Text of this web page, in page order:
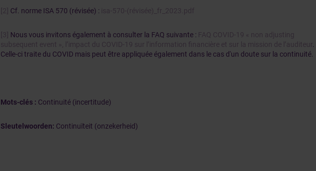
[2] Cf. norme ISA 570 (révisée) : isa-570-(révisée)_fr_2023.pdf
[3] Nous vous invitons également à consulter la FAQ suivante : FAQ COVID-19 « non adjusting
subsequent event », l’impact du COVID-19 sur l’information financière et sur la mission de l’auditeur
Celle-ci traite du COVID mais peut être appliquée également dans le cas d'un doute sur la continuité.
Mots-clés : Continuité (incertitude)
Sleutelwoorden: Continuïteit (onzekerheid)